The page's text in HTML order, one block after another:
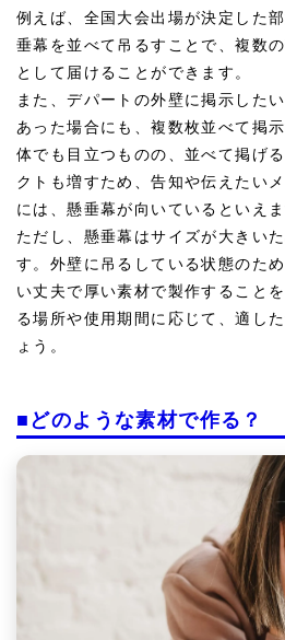
例えば、全国大会出場が決定した
垂幕を並べて吊るすことで、複数
として届けることができます。
また、デパートの外壁に掲示した
あった場合にも、複数枚並べて掲
体でも目立つものの、並べて掲げ
クトも増すため、告知や伝えたい
には、懸垂幕が向いているといえま
ただし、懸垂幕はサイズが大きい
す。外壁に吊るしている状態のた
い丈夫で厚い素材で製作すること
る場所や使用期間に応じて、適し
ょう。
■どのような素材で作る？